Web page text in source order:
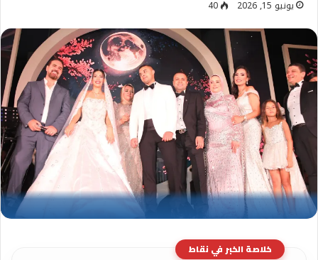
يونيو 15, 2026 40
خلاصة الخبر في نقاط